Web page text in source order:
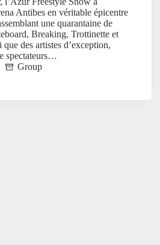
Antibes en véritable épicentre
une quarantaine de
Breaking, Trottinette et
des artistes d’exception,
spectateurs…
Group